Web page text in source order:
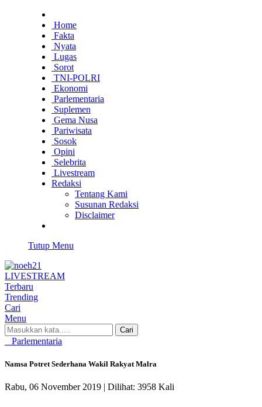
Home
Fakta
Nyata
Lugas
Sorot
TNI-POLRI
Ekonomi
Parlementaria
Suplemen
Gema Nusa
Pariwisata
Sosok
Opini
Selebrita
Livestream
Redaksi
Tentang Kami
Susunan Redaksi
Disclaimer
Tutup Menu
LIVESTREAM
Terbaru
Trending
Cari
Menu
Cari
Parlementaria
Namsa Potret Sederhana Wakil Rakyat Malra
Rabu, 06 November 2019 | Dilihat: 3958 Kali